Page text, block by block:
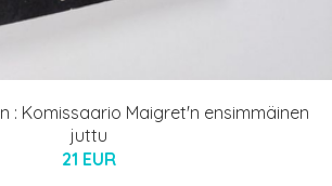
: Komissaario Maigret'n ensimmäinen
juttu
21 EUR